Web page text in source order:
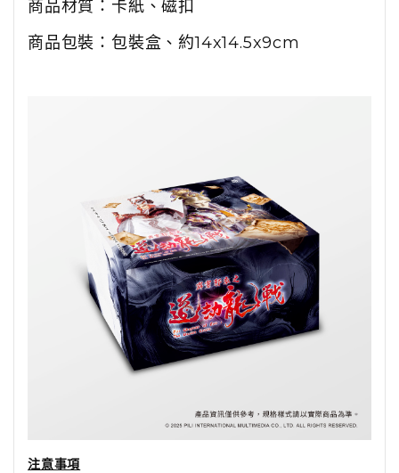
商品材質： 卡紙、磁扣
商品包裝：包裝盒、 約14x14.5x9cm
注意事項